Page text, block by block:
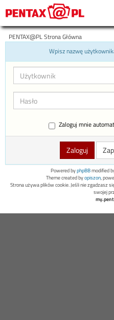
PENTAX@PL Strona Główna
Wpisz nazwę
Zaloguj mnie
Powered byphpBBmodified
Theme created byopiszon,
Strona używa plików cookie. Jeśli nie zgadzasz
swojej